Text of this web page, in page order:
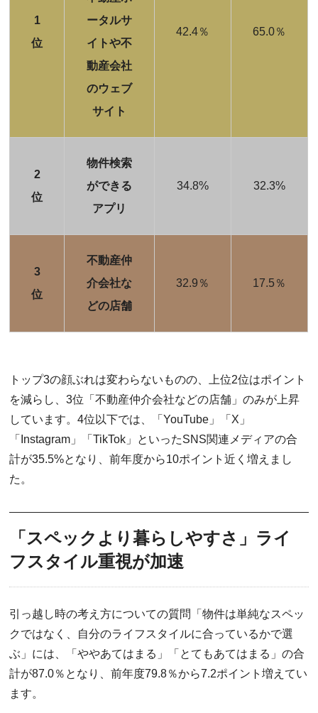
1
位
ータルサ
イトや不
動産会社
のウェブ
サイト
42.4％ 65.0％
2
位
物件検索
ができる
アプリ
34.8% 32.3%
3
位
不動産仲
介会社な
どの店舗
32.9％ 17.5％
トップ3の顔ぶれは変わらないものの、上位2位はポイント
を減らし、3位「不動産仲介会社などの店舗」のみが上昇
しています。4位以下では、「YouTube」「X」
「Instagram」「TikTok」といったSNS関連メディアの合
計が35.5%となり、前年度から10ポイント近く増えまし
た。
「スペックより暮らしやすさ」ライ
フスタイル重視が加速
引っ越し時の考え方についての質問「物件は単純なスペッ
クではなく、自分のライフスタイルに合っているかで選
ぶ」には、「ややあてはまる」「とてもあてはまる」の合
計が87.0％となり、前年度79.8％から7.2ポイント増えてい
ます。